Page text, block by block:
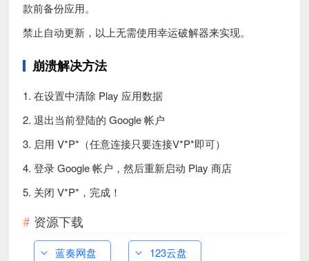
款前备份应用。
禁止自动更新，以上无需使用幸运破解器来实现。
崩溃解决方法
1. 在设置中清除 Play 应用数据
2. 退出当前登陆的 Google 帐户
3. 启用 V*P*（任意连接只要连接V*P*即可）
4. 登录 Google 帐户，然后重新启动 Play 商店
5. 关闭 V*P*，完成！
资源下载
蓝奏网盘
123云盘